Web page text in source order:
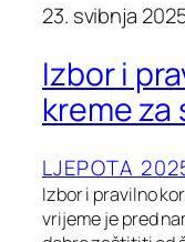
23. svibnja
Izbor i
kreme
LJEPOTA
Izbor i pravilno
vrijeme je pred